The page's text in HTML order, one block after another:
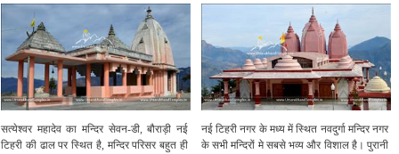
सत्येश्वर महादेव का मन्दिर सेवन-डी, बौराड़ी नई
टिहरी की ढाल पर स्थित है, मन्दिर परिसर बहुत ही
नई टिहरी नगर के मध्य में स्थित नवदुर्गा मन्दिर नगर
के सभी मन्दिरों मे सबसे भव्य और विशाल है। पुरानी